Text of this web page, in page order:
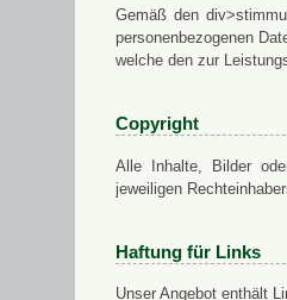
Gemäß den
personenbezogenen
welche den zur
Copyright
Alle Inhalte, Bilder
jeweiligen
Haftung für Links
Unser Angebot enthält